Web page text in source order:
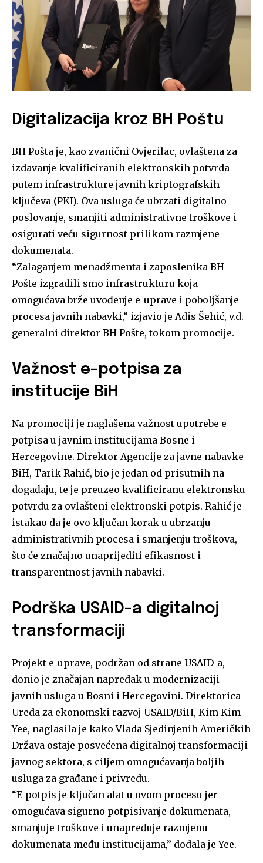
Digitalizacija kroz BH Poštu
BH Pošta je, kao zvanični Ovjerilac, ovlaštena za
izdavanje kvalificiranih elektronskih potvrda
putem infrastrukture javnih kriptografskih
ključeva (PKI). Ova usluga će ubrzati digitalno
poslovanje, smanjiti administrativne troškove i
osigurati veću sigurnost prilikom razmjene
dokumenata.
“Zalaganjem menadžmenta i zaposlenika BH
Pošte izgradili smo infrastrukturu koja
omogućava brže uvođenje e-uprave i poboljšanje
procesa javnih nabavki,” izjavio je Adis Šehić, v.d.
generalni direktor BH Pošte, tokom promocije.
Važnost e-potpisa za
institucije BiH
Na promociji je naglašena važnost upotrebe e-
potpisa u javnim institucijama Bosne i
Hercegovine. Direktor Agencije za javne nabavke
BiH, Tarik Rahić, bio je jedan od prisutnih na
događaju, te je preuzeo kvalificiranu elektronsku
potvrdu za ovlašteni elektronski potpis. Rahić je
istakao da je ovo ključan korak u ubrzanju
administrativnih procesa i smanjenju troškova,
što će značajno unaprijediti efikasnost i
transparentnost javnih nabavki.
Podrška USAID-a digitalnoj
transformaciji
Projekt e-uprave, podržan od strane USAID-a,
donio je značajan napredak u modernizaciji
javnih usluga u Bosni i Hercegovini. Direktorica
Ureda za ekonomski razvoj USAID/BiH, Kim Kim
Yee, naglasila je kako Vlada Sjedinjenih Američkih
Država ostaje posvećena digitalnoj transformaciji
javnog sektora, s ciljem omogućavanja boljih
usluga za građane i privredu.
“E-potpis je ključan alat u ovom procesu jer
omogućava sigurno potpisivanje dokumenata,
smanjuje troškove i unapređuje razmjenu
dokumenata među institucijama,” dodala je Yee.